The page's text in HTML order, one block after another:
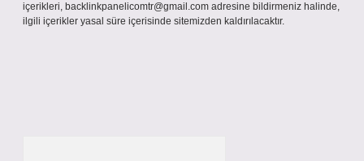
içerikleri, backlinkpanelicomtr@gmail.com adresine bildirmeniz halinde,
ilgili içerikler yasal süre içerisinde sitemizden kaldırılacaktır.